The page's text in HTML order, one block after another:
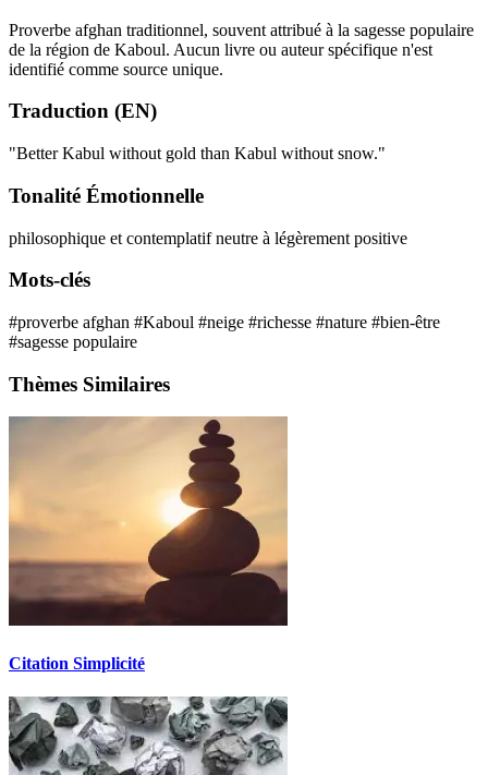
Proverbe afghan traditionnel, souvent attribué à la sagesse populaire
de la région de Kaboul. Aucun livre ou auteur spécifique n'est
identifié comme source unique.
Traduction (EN)
"Better Kabul without gold than Kabul without snow."
Tonalité Émotionnelle
philosophique et contemplatifneutre à légèrement positive
Mots-clés
#proverbe afghan #Kaboul #neige #richesse #nature #bien-être
#sagesse populaire
Thèmes Similaires
Citation Simplicité